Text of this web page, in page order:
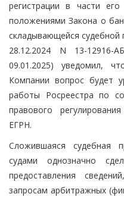
регистрации в части
положениями Закона о
складывающейся судебной
28.12.2024 N 13-
09.01.2025) уведомил,
Компании вопрос будет
работы Росреестра по
правового
ЕГРН.
Сложившаяся судебная
судами однозначно
предоставления
запросам арбитражных